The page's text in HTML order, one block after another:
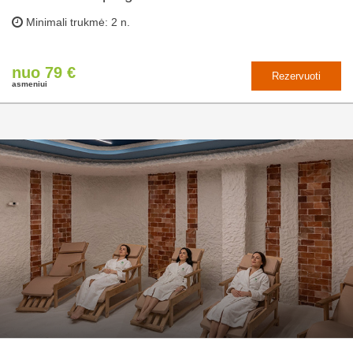
Minimali trukmė: 2 n.
nuo 79 €
asmeniui
Rezervuoti